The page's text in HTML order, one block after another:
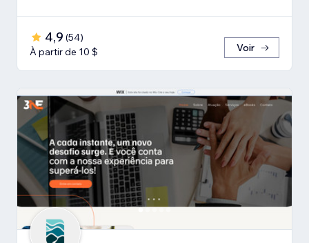
4,9 (54)
À partir de 10 $
Voir